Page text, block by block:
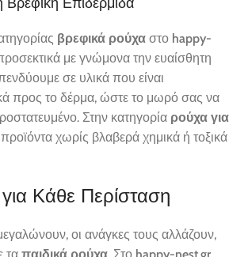
βρεφικά ρούχα στο happy-
με γνώμονα την ευαίσθητη
σε υλικά που είναι
προς το δέρμα, ώστε το μωρό σας να
Στην κατηγορία ρούχα για
προϊόντα χωρίς βλαβερά χημικά ή τοξικά
Κάθε Περίσταση
οι ανάγκες τους αλλάζουν,